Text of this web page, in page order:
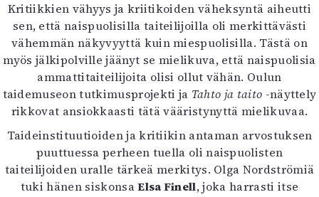
Kritiikkien vähyys ja kriitikoiden väheksyntä aiheutti
sen, että naispuolisilla taiteilijoilla oli merkittävästi
vähemmän näkyvyyttä kuin miespuolisilla. Tästä on
myös jälkipolville jäänyt se mielikuva, että naispuolisia
ammattitaiteilijoita olisi ollut vähän. Oulun
taidemuseon tutkimusprojekti ja Tahto ja taito -näyttely
rikkovat ansiokkaasti tätä vääristynyttä mielikuvaa.
Taideinstituutioiden ja kritiikin antaman arvostuksen
puuttuessa perheen tuella oli naispuolisten
taiteilijoiden uralle tärkeä merkitys. Olga Nordströmiä
tuki hänen siskonsaElsa Finell, joka harrasti itse